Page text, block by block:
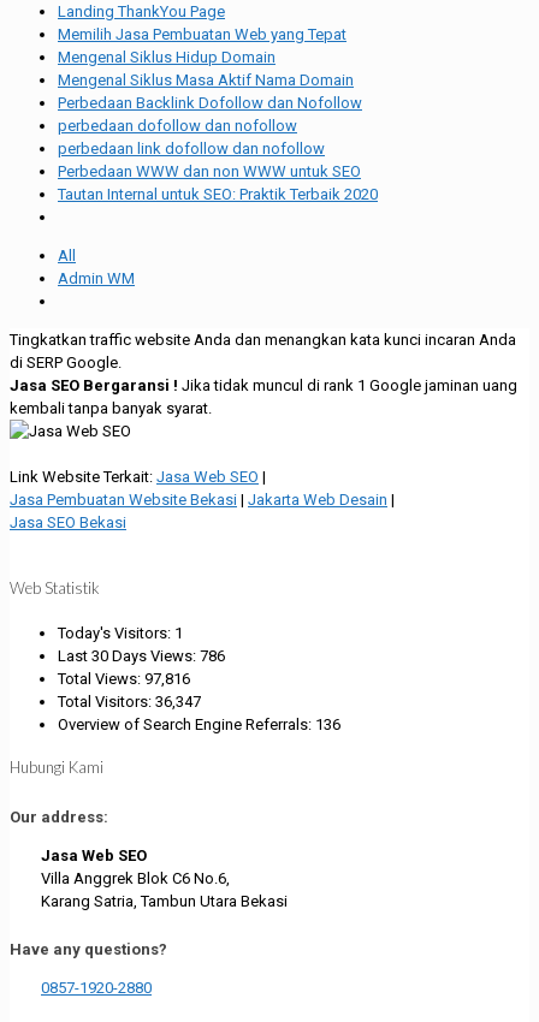
Landing ThankYou Page
Memilih Jasa Pembuatan Web yang Tepat
Mengenal Siklus Hidup Domain
Mengenal Siklus Masa Aktif Nama Domain
Perbedaan Backlink Dofollow dan Nofollow
perbedaan dofollow dan nofollow
perbedaan link dofollow dan nofollow
Perbedaan WWW dan non WWW untuk SEO
Tautan Internal untuk SEO: Praktik Terbaik 2020
All
Admin WM
Tingkatkan traffic website Anda dan menangkan kata kunci incaran Anda
di SERP Google.
Jasa SEO Bergaransi ! Jika tidak muncul di rank 1 Google jaminan uang
kembali tanpa banyak syarat.
Link Website Terkait: Jasa Web SEO |
Jasa Pembuatan Website Bekasi | Jakarta Web Desain |
Jasa SEO Bekasi
Web Statistik
Today's Visitors: 1
Last 30 Days Views: 786
Total Views: 97,816
Total Visitors: 36,347
Overview of Search Engine Referrals: 136
Hubungi Kami
Our address:
Jasa Web SEO
Villa Anggrek Blok C6 No.6,
Karang Satria, Tambun Utara Bekasi
Have any questions?
0857-1920-2880